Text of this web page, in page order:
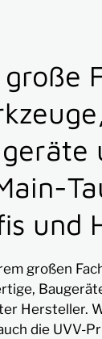
große
und
großen
Hersteller.
die UVV-